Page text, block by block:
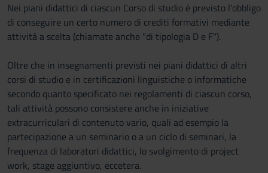
Nei piani didattici di ciascun Corso di studio è previsto l’obbligo
di conseguire un certo numero di crediti formativi mediante
attività a scelta (chiamate anche "di tipologia D e F").
Oltre che in insegnamenti previsti nei piani didattici di altri
corsi di studio e in certificazioni linguistiche o informatiche
secondo quanto specificato nei regolamenti di ciascun corso,
tali attività possono consistere anche in iniziative
extracurriculari di contenuto vario, quali ad esempio la
partecipazione a un seminario o a un ciclo di seminari, la
frequenza di laboratori didattici, lo svolgimento di project
work, stage aggiuntivo, eccetera.